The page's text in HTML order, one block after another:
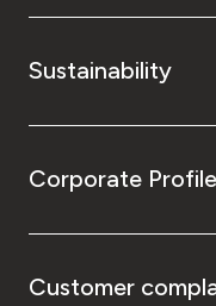
Sustainability
Corporate Profile
Customer